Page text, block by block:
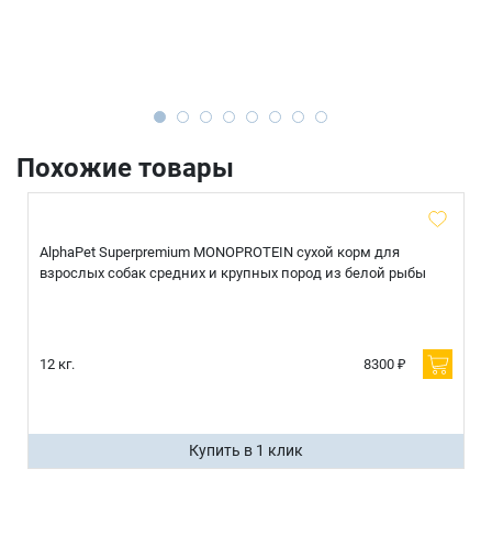
Похожие товары
AlphaPet Superpremium MONOPROTEIN сухой корм для
взрослых собак средних и крупных пород из белой рыбы
12 кг. 8300 ₽
Купить в 1 клик